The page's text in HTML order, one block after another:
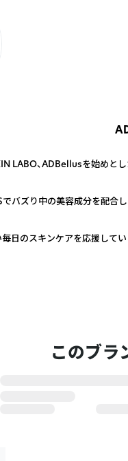
LABO、ADBellusを始めと
バズり中の美容成分を配合
日のスキンケアを応援してい
このブラ